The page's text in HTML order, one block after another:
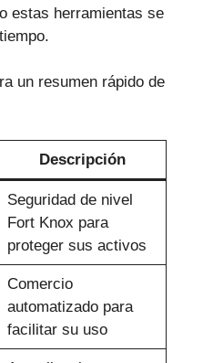
estas herramientas se
un resumen rápido de
Descripción
Seguridad de nivel
Fort Knox para
proteger sus activos
Comercio
automatizado para
facilitar su uso